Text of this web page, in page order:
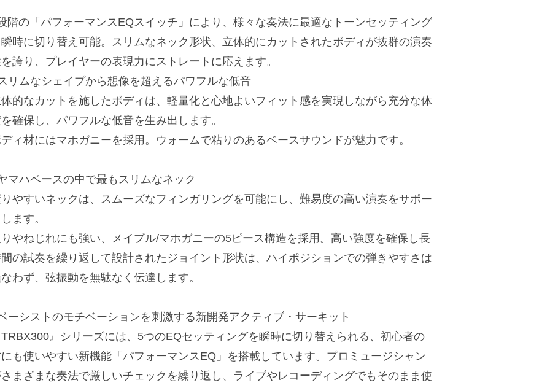
階の「パフォーマンスEQスイッチ」により、様々な奏法に最適なトーンセッティング
時に切り替え可能。スリムなネック形状、立体的にカットされたボディが抜群の演奏
誇り、プレイヤーの表現力にストレートに応えます。
リムなシェイプから想像を超えるパワフルな低音
的なカットを施したボディは、軽量化と心地よいフィット感を実現しながら充分な体
確保し、パワフルな低音を生み出します。
ィ材にはマホガニーを採用。ウォームで粘りのあるベースサウンドが魅力です。
マハベースの中で最もスリムなネック
やすいネックは、スムーズなフィンガリングを可能にし、難易度の高い演奏をサポー
ます。
やねじれにも強い、メイプル/マホガニーの5ピース構造を採用。高い強度を確保し長
の試奏を繰り返して設計されたジョイント形状は、ハイポジションでの弾きやすさは
わず、弦振動を無駄なく伝達します。
ーシストのモチベーションを刺激する新開発アクティブ・サーキット
』シリーズには、5つのEQセッティングを瞬時に切り替えられる、初心者の
も使いやすい新機能「パフォーマンスEQ」を搭載しています。プロミュージシャン
まざまな奏法で厳しいチェックを繰り返し、ライブやレコーディングでもそのまま使